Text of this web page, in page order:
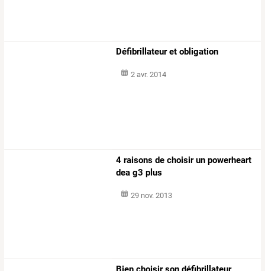
Défibrillateur et obligation
2 avr. 2014
4 raisons de choisir un powerheart
dea g3 plus
29 nov. 2013